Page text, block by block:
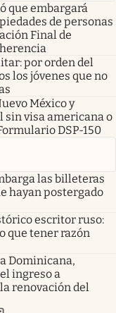
que embargará
de personas
Final de
por orden del
los jóvenes que no
México y
visa americana o
DSP-150
las billeteras
hayan postergado
escritor ruso:
que tener razón
Dominicana,
ingreso a
renovación del